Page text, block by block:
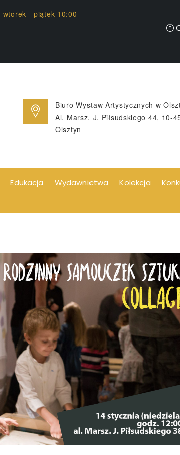
wtorek - piątek 10:00 -
Biuro Wystaw Artystycznych w
Al. Marsz. J. Piłsudskiego 44, 10-
Olsztyn
Edukacja Wydawnictwa Kolekcja